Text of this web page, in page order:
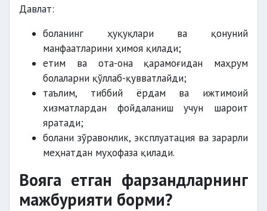
Давлат:
боланинг ҳуқуқлари ва қонуний
манфаатларини ҳимоя қилади;
етим ва ота-она қарамоғидан маҳрум
болаларни қўллаб-қувватлайди;
таълим, тиббий ёрдам ва ижтимоий
хизматлардан фойдаланиш учун шароит
яратади;
болани зўравонлик, эксплуатация ва зарарли
меҳнатдан муҳофаза қилади.
Вояга етган фарзандларнинг
мажбурияти борми?